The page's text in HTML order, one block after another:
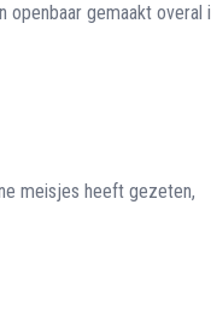
gemaakt
meisjes heeft gezeten,